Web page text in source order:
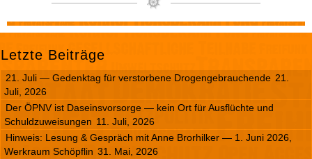
Letzte Beiträge
21. Juli — Gedenktag für verstorbene Drogengebrauchende 21.
Juli, 2026
Der ÖPNV ist Daseinsvorsorge — kein Ort für Ausflüchte und
Schuldzuweisungen 11. Juli, 2026
Hinweis: Lesung & Gespräch mit Anne Brorhilker — 1. Juni 2026,
Werkraum Schöpflin 31. Mai, 2026